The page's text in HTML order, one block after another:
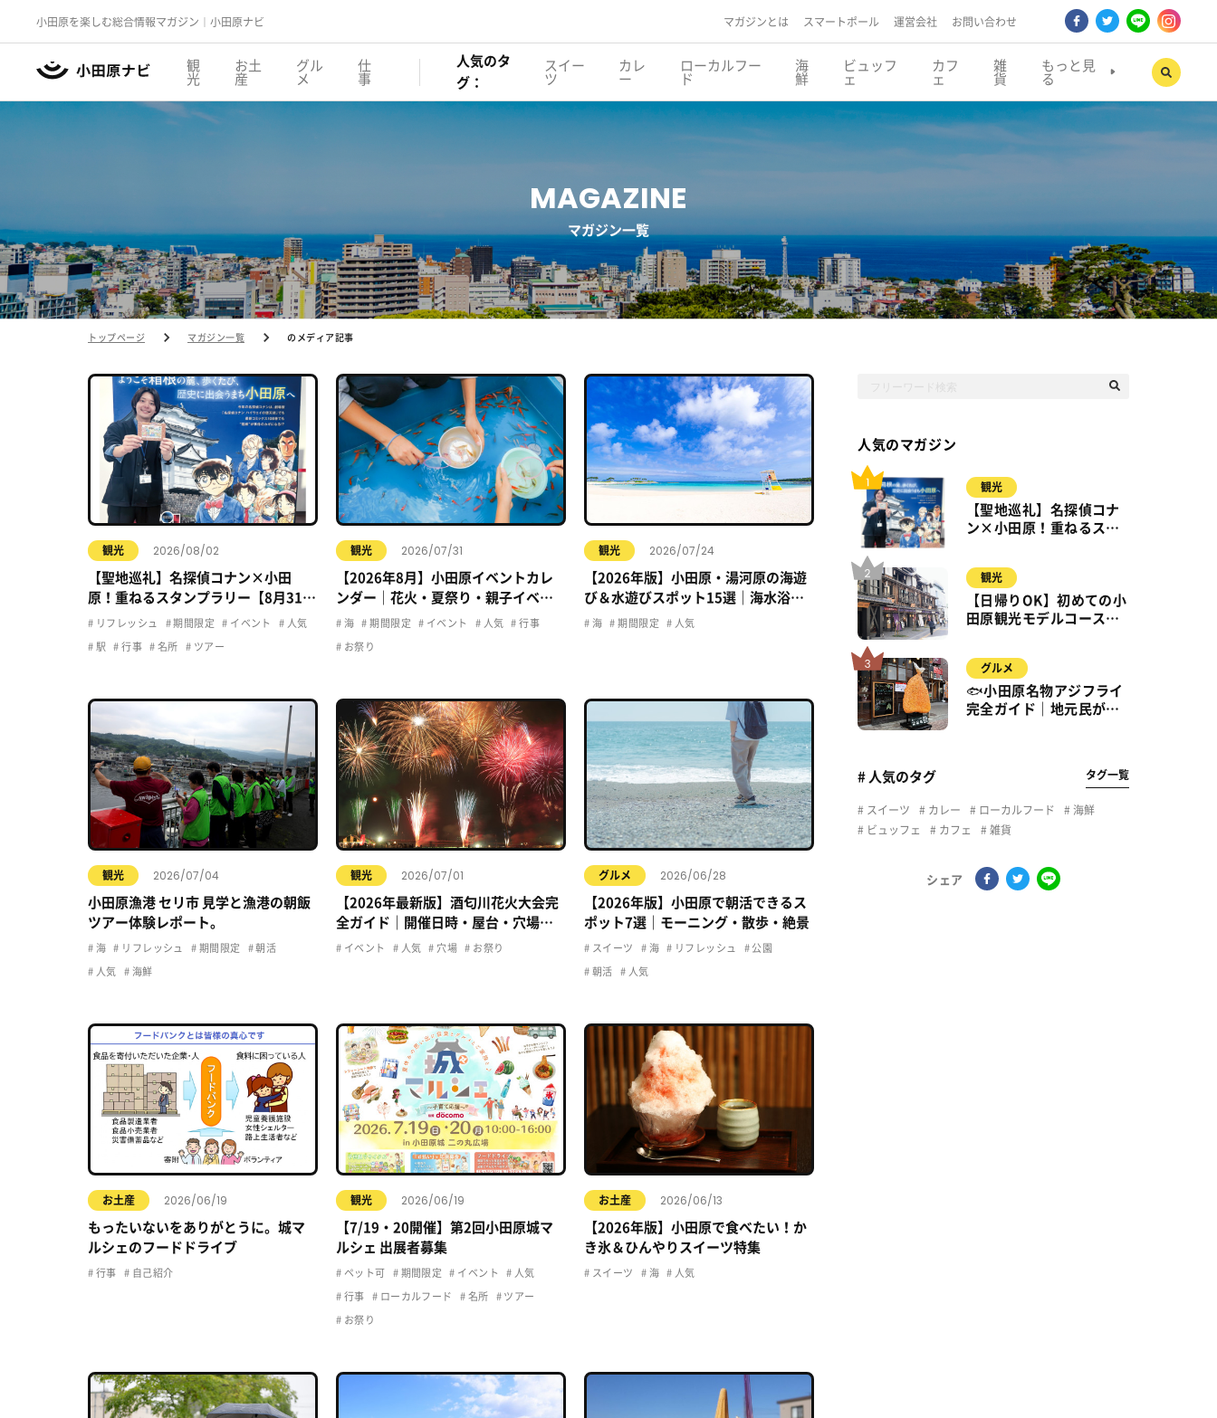
小田原を楽しむ総合情報マガジン｜小田原ナビ マガジンとは スマートポール 運営会社 お問い合わせ
観
光
お土
産
グル
メ
仕
事
人気のタ
グ：
スイー
ツ
カレ
ー
ローカルフー
ド
海
鮮
ビュッフ
ェ
カフ
ェ
雑
貨
もっと見
る
MAGAZINE
マガジン一覧
トップページ マガジン一覧 のメディア記事
観光 2026/08/02
【聖地巡礼】名探偵コナン×小田
原！重ねるスタンプラリー【8月31日
まで】小田原・箱根・湯河原
リフレッシュ 期間限定 イベント 人気
駅 行事 名所 ツアー
観光 2026/07/31
【2026年8月】小田原イベントカレ
ンダー｜花火・夏祭り・親子イベン
ト・夏休みおでかけ情報まとめ
海 期間限定 イベント 人気 行事
お祭り
観光 2026/07/24
【2026年版】小田原・湯河原の海遊
び＆水遊びスポット15選｜海水浴・
プール・子ども向け完全ガイド
海 期間限定 人気
観光 2026/07/04
小田原漁港 セリ市 見学と漁港の朝飯
ツアー体験レポート。
海 リフレッシュ 期間限定 朝活
人気 海鮮
観光 2026/07/01
【2026年最新版】酒匂川花火大会完
全ガイド｜開催日時・屋台・穴場・
駐車場・アクセス情報まとめ
イベント 人気 穴場 お祭り
グルメ 2026/06/28
【2026年版】小田原で朝活できるス
ポット7選｜モーニング・散歩・絶景
スイーツ 海 リフレッシュ 公園
朝活 人気
お土産 2026/06/19
もったいないをありがとうに。城マ
ルシェのフードドライブ
行事 自己紹介
観光 2026/06/19
【7/19・20開催】第2回小田原城マ
ルシェ 出展者募集
ペット可 期間限定 イベント 人気
行事 ローカルフード 名所 ツアー
お祭り
お土産 2026/06/13
【2026年版】小田原で食べたい！か
き氷＆ひんやりスイーツ特集
スイーツ 海 人気
人気のマガジン
観光
【聖地巡礼】名探偵コナ
ン×小田原！重ねるスタ
で】小田原・箱根・湯河
原
観光
【日帰りOK】初めての小
田原観光モデルコース｜
満喫
グルメ
🐟小田原名物アジフライ
完全ガイド｜地元民が通
# 人気のタグ タグ一覧
スイーツ カレー ローカルフード
海鮮
ビュッフェ
カフェ 雑貨
シェア